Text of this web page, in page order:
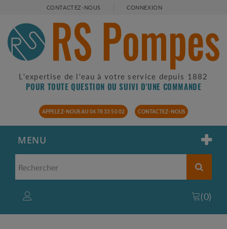
CONTACTEZ-NOUS CONNEXION
L'expertise de l'eau à votre service depuis 1882
POUR TOUTE QUESTION OU SUIVI D'UNE COMMANDE
APPELEZ-NOUS AU 04 78 33 50 02 CONTACTEZ-NOUS
MENU
(0)